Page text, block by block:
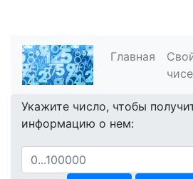
Главная
Укажите число, чтобы
информацию о нем: